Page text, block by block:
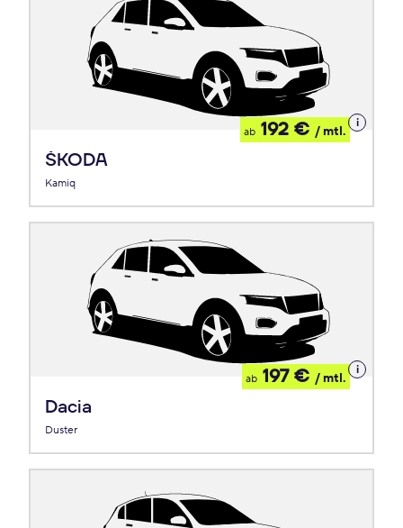
ŠKODA
Kamiq
ab 192 € / mtl.
Details
zum
Dacia
Duster
ab 197 € / mtl.
Details
zum